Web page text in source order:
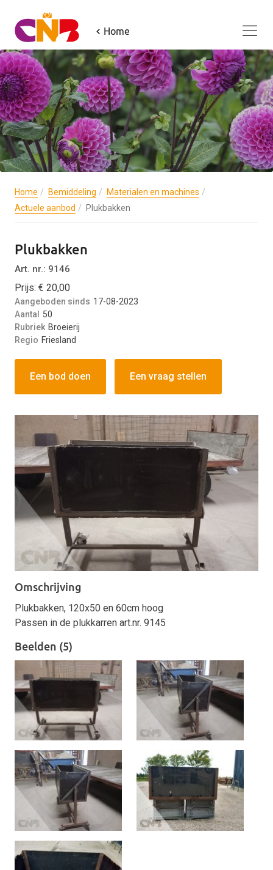
Home
Home Bemiddeling
Materialen en machines
Actuele aanbod
Plukbakken
Plukbakken
Art. nr.: 9146
Prijs: € 20,00
Aangeboden sinds 17-08-2023
Aantal
50
Rubriek Broeierij
Regio Friesland
Een bod doen Een vraag stellen
Omschrijving
Plukbakken, 120x50 en 60cm hoog
Passen in de plukkarren art.nr. 9145
Beelden (5)